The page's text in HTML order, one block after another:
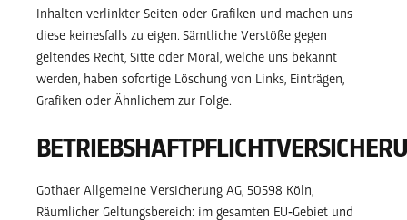
Inhalten verlinkter Seiten oder Grafiken und machen uns
diese keinesfalls zu eigen. Sämtliche Verstöße gegen
geltendes Recht, Sitte oder Moral, welche uns bekannt
werden, haben sofortige Löschung von Links, Einträgen,
Grafiken oder Ähnlichem zur Folge.
Gothaer Allgemeine Versicherung AG, 50598 Köln,
Räumlicher Geltungsbereich: im gesamten EU‐Gebiet und